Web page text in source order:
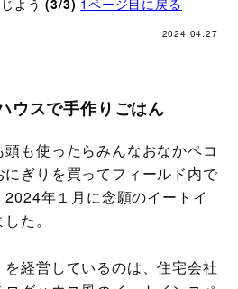
よう(3/3) 1ページ目に戻る
2024.04.27
ウスで手作りごはん
も使ったらみんなおなかペコ
ぎりを買ってフィールド内で
年１月に念願のイートイ
た。
経営しているのは、住宅会社